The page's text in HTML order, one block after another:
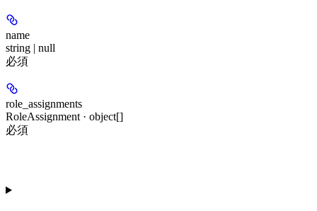
name
string | null
必須
role_assignments
RoleAssignment · object[]
必須